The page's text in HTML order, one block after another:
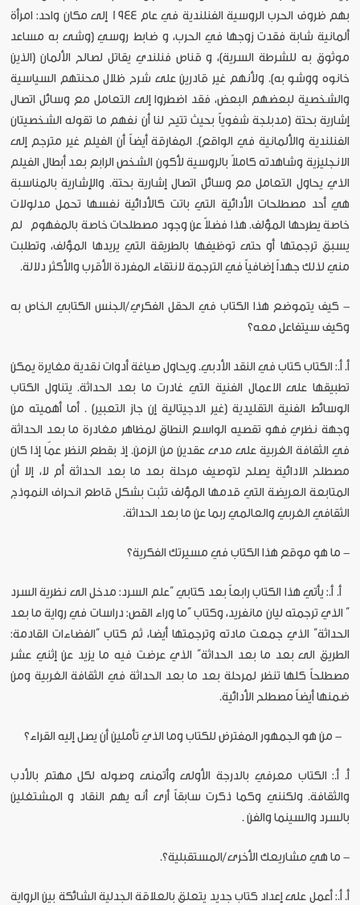
بهم ظروف الحرب الروسية الفنلندية في عام 1944 إلى مكان واحد: امرأة
ألمانية شابة فقدت زوجها في الحرب، و ضابط روسي (وشى به مساعد
موثوق به للشرطة السرية)، و قناص فنلندي يقاتل لصالح الألمان (الذين
خانوه ووشو به). ولأنهم غير قادرين على شرح ظلال محنتهم السياسية
والشخصية لبعضهم البعض، فقد اضطروا إلى التعامل مع وسائل اتصال
إشارية بحتة (مدبلجة شفوياً بحيث تتيح لنا أن نفهم ما تقوله الشخصيتان
الفنلندية والألمانية في الواقع). المفارقة أيضاً أن الفيلم غير مترجم إلى
الانجليزية وشاهدته كاملاً بالروسية لأكون الشخص الرابع بعد أبطال الفيلم
الذي يحاول التعامل مع وسائل اتصال إشارية بحتة. والإشارية بالمناسبة
هي أحد مصطلحات الأدائية التي باتت كالأدائية نفسها تحمل مدلولات
خاصة يطرحها المؤلف. هذا فضلاً عن وجود مصطلحات خاصة بالمفهوم لم
يسبق ترجمتها أو حتى توظيفها بالطريقة التي يريدها المؤلف، وتطلبت
مني لذلك جهداً إضافياً في الترجمة لانتقاء المفردة الأقرب والأكثر دلالة.
- كيف يتموضع هذا الكتاب في الحقل الفكري/الجنس الكتابي الخاص به
وكيف سيتفاعل معه؟
أ. أ.: الكتاب كتاب في النقد الأدبي. ويحاول صياغة أدوات نقدية مغايرة يمكن
تطبيقها على الاعمال الفنية التي غادرت ما بعد الحداثة. يتناول الكتاب
الوسائط الفنية التقليدية (غير الدجيتالية إن جاز التعبير) . أما أهميته من
وجهة نظري فهو تقصيه الواسع النطاق لمظاهر مغادرة ما بعد الحداثة
في الثقافة الغربية على مدى عقدين من الزمن. إذ بقطع النظر عمّا إذا كان
مصطلح الادائية يصلح لتوصيف مرحلة بعد ما بعد الحداثة أم لا، إلا أن
المتابعة العريضة التي قدمها المؤلف تثبت بشكل قاطع انحراف النموذج
الثقافي الغربي والعالمي ربما عن ما بعد الحداثة.
- ما هو موقع هذا الكتاب في مسيرتك الفكرية؟
أ. أ.: يأتي هذا الكتاب رابعاً بعد كتابي “علم السرد: مدخل الى نظرية السرد
” الذي ترجمته ليان مانفريد، وكتاب “ما وراء القص: دراسات في رواية ما بعد
الحداثة” الذي جمعت مادته وترجمتها أيضا، ثم كتاب “الفضاءات القادمة:
الطريق الى بعد ما بعد الحداثة” الذي عرضت فيه ما يزيد عن إثني عشر
مصطلحاً كلها تنظر لمرحلة بعد ما بعد الحداثة في الثقافة الغربية ومن
ضمنها أيضاً مصطلح الأدائية.
- من هو الجمهور المفترض للكتاب وما الذي تأملين أن يصل إليه القراء؟
أ. أ.: الكتاب معرفي بالدرجة الأولى وأتمنى وصوله لكل مهتم بالأدب
والثقافة. ولكنني وكما ذكرت سابقاً أرى أنه يهم النقاد و المشتغلين
بالسرد والسينما والفن .
- ما هي مشاريعك الأخرى/المستقبلية؟.
أ. أ.: أعمل على إعداد كتاب جديد يتعلق بالعلاقة الجدلية الشائكة بين الرواية